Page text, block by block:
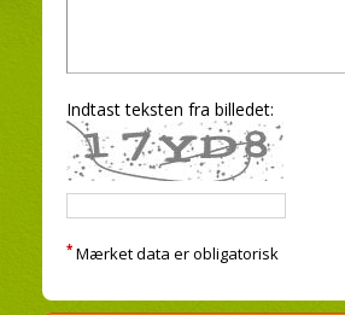
Indtast teksten fra billedet:
* Mærket data er obligatorisk